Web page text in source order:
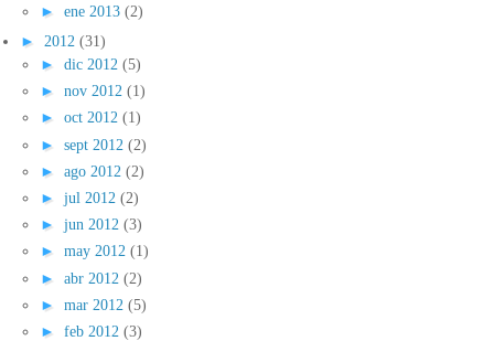
► ene 2013 (2)
► 2012 (31)
► dic 2012 (5)
► nov 2012 (1)
► oct 2012 (1)
► sept 2012 (2)
► ago 2012 (2)
► jul 2012 (2)
► jun 2012 (3)
► may 2012 (1)
► abr 2012 (2)
► mar 2012 (5)
► feb 2012 (3)